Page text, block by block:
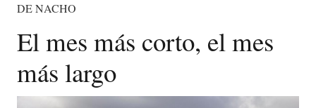
DE NACHO
El mes más corto, el mes
más largo